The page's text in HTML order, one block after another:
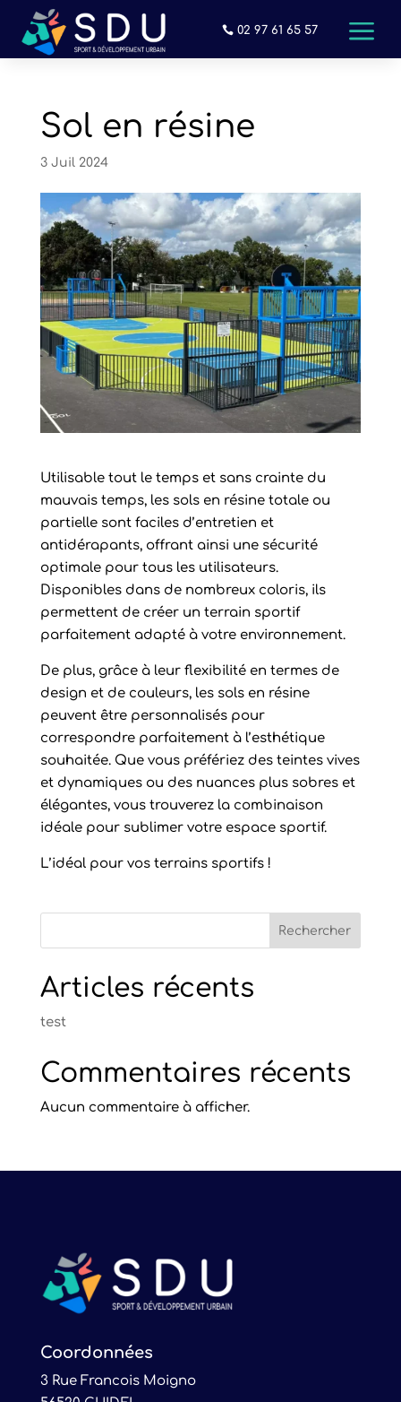
02 97 61 65 57 a
Sol en résine
3 Juil 2024
Utilisable tout le temps et sans crainte du
mauvais temps, les sols en résine totale ou
partielle sont faciles d’entretien et
antidérapants, offrant ainsi une sécurité
optimale pour tous les utilisateurs.
Disponibles dans de nombreux coloris, ils
permettent de créer un terrain sportif
parfaitement adapté à votre environnement.
De plus, grâce à leur flexibilité en termes de
design et de couleurs, les sols en résine
peuvent être personnalisés pour
correspondre parfaitement à l’esthétique
souhaitée. Que vous préfériez des teintes vives
et dynamiques ou des nuances plus sobres et
élégantes, vous trouverez la combinaison
idéale pour sublimer votre espace sportif.
L’idéal pour vos terrains sportifs !
Rechercher
Articles récents
test
Commentaires récents
Aucun commentaire à afficher.
Coordonnées
3 Rue Francois Moigno